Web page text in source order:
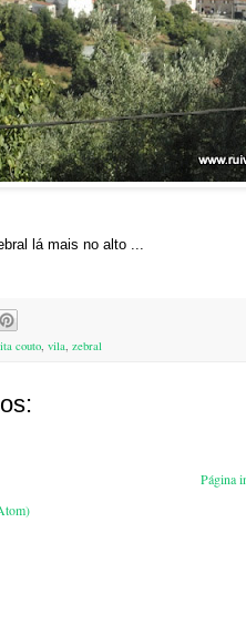
lá mais no alto ...
couto, vila, zebral
Página